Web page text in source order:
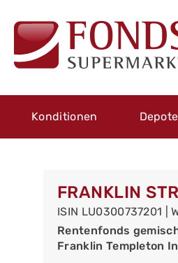
Konditionen
FRANKLIN
ISIN LU0300737201 |
Rentenfonds
Franklin Templeton